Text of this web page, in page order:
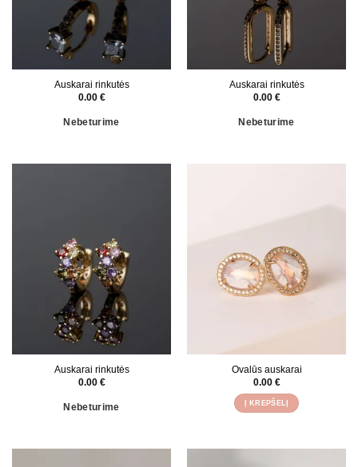
Auskarai rinkutės
0.00 €
Nebeturime
Auskarai rinkutės
0.00 €
Nebeturime
Auskarai rinkutės
0.00 €
Nebeturime
Ovalūs auskarai
0.00 €
Į KREPŠELĮ